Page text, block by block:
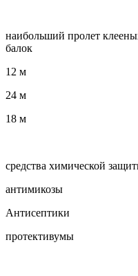
наибольший пролет
балок
12 м
24 м
18 м
средства химической
антимикозы
Антисептики
протективумы